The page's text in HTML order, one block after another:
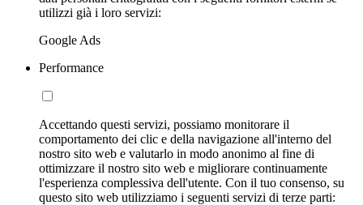
utilizzi già i loro servizi:
Google Ads
Performance
Accettando questi servizi, possiamo monitorare il
comportamento dei clic e della navigazione all'interno del
nostro sito web e valutarlo in modo anonimo al fine di
ottimizzare il nostro sito web e migliorare continuamente
l'esperienza complessiva dell'utente. Con il tuo consenso, su
questo sito web utilizziamo i seguenti servizi di terze parti: